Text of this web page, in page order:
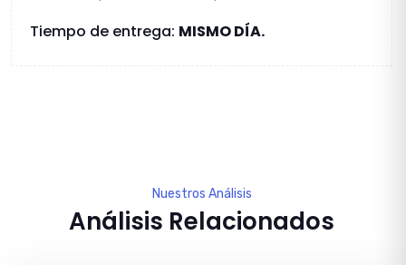
Tiempo de entrega: MISMO DÍA.
Nuestros Análisis
Análisis Relacionados